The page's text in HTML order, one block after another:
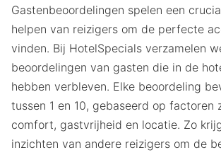
Gastenbeoordelingen spelen een
helpen van reizigers om de perfecte
vinden. Bij HotelSpecials verzamelen
beoordelingen van gasten die in de
hebben verbleven. Elke beoordeling
tussen 1 en 10, gebaseerd op factoren
comfort, gastvrijheid en locatie. Zo
inzichten van andere reizigers om de